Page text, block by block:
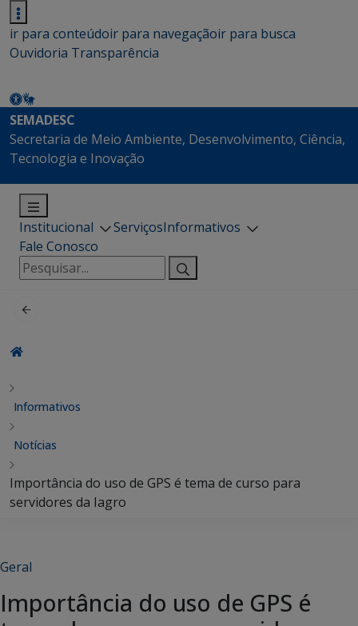
ir para conteúdoir para navegaçãoir para busca
Ouvidoria Transparência
SEMADESC
Secretaria de Meio Ambiente, Desenvolvimento, Ciência,
Tecnologia e Inovação
Institucional ServiçosInformativos
Fale Conosco
Pesquisar
por:
Informativos
Notícias
Importância do uso de GPS é tema de curso para
servidores da Iagro
Geral
Importância do uso de GPS é